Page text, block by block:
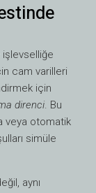
işlevselliğe
cam varilleri
için
direnci. Bu
veya otomatik
simüle
aynı